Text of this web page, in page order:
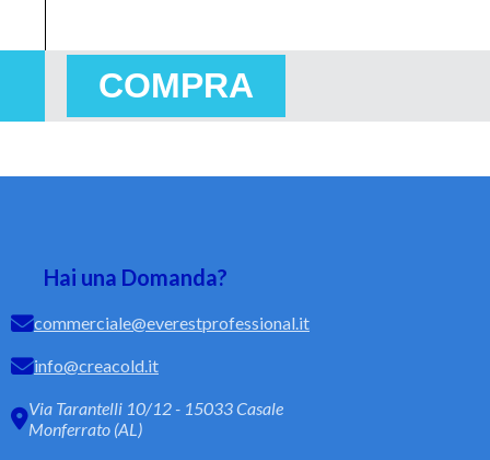
COMPRA
Hai una Domanda?
commerciale@everestprofessional.it
info@creacold.it
Via Tarantelli 10/12 - 15033 Casale
Monferrato (AL)